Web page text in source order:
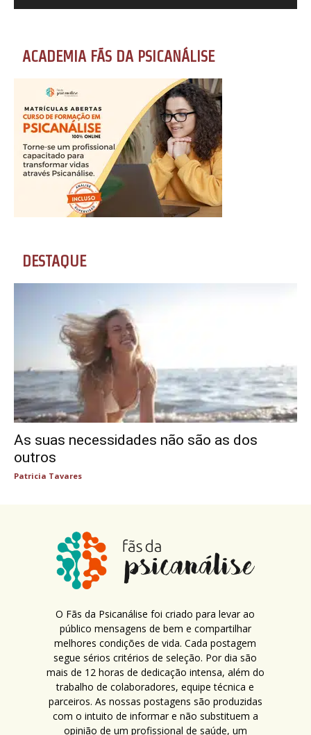
ACADEMIA FÃS DA PSICANÁLISE
DESTAQUE
As suas necessidades não são as dos
outros
Patricia Tavares
O Fãs da Psicanálise foi criado para levar ao
público mensagens de bem e compartilhar
melhores condições de vida. Cada postagem
segue sérios critérios de seleção. Por dia são
mais de 12 horas de dedicação intensa, além do
trabalho de colaboradores, equipe técnica e
parceiros. As nossas postagens são produzidas
com o intuito de informar e não substituem a
opinião de um profissional de saúde, um